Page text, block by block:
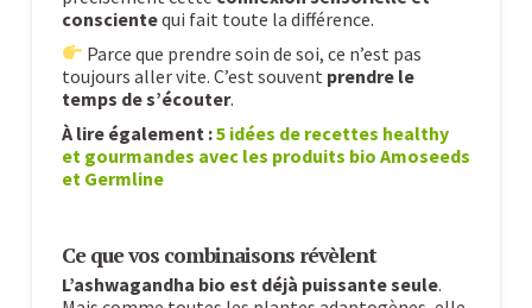
conscientequi fait toute la différence.
Parce que prendre soin de soi, ce n’est pas
toujours aller vite. C’est souvent prendre le
temps de s’écouter.
À lire également :5 idées de recettes healthy
et gourmandes avec les produits bio Amoseeds
et Germline
Ce que vos combinaisons révèlent
L’ashwagandha bio est déjà puissante seule.